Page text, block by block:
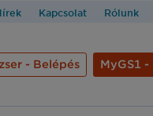
Kapcsolat Rólunk
- Belépés MyGS1